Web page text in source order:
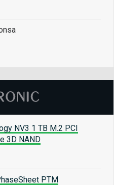
NV3 1 TB M.2 PCI
3D NAND
PTM